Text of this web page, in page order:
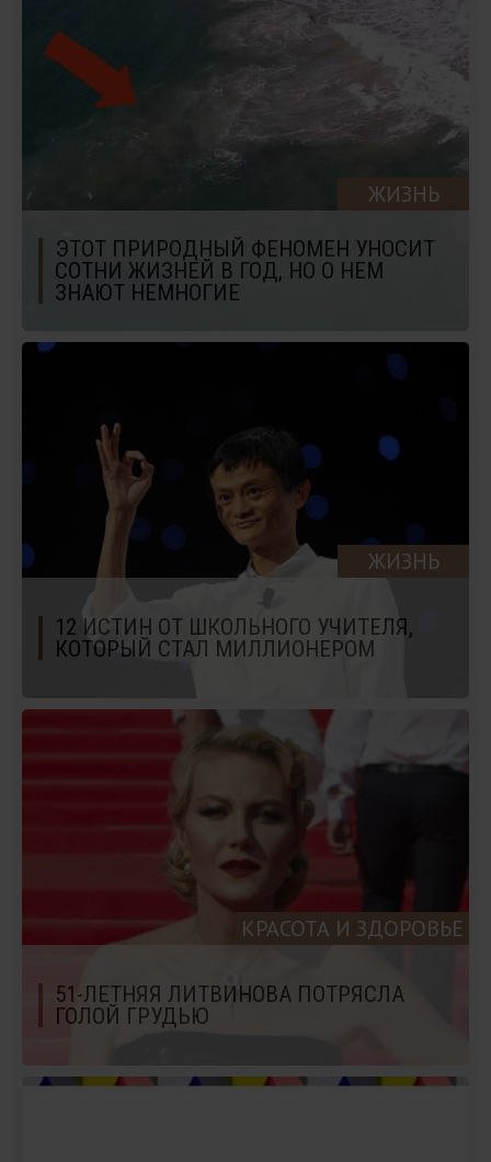
ЖИЗНЬ
ЭТОТ ПРИРОДНЫЙ ФЕНОМЕН УНОСИТ
СОТНИ ЖИЗНЕЙ В ГОД, НО О НЕМ
ЗНАЮТ НЕМНОГИЕ
ЖИЗНЬ
12 ИСТИН ОТ ШКОЛЬНОГО УЧИТЕЛЯ,
КОТОРЫЙ СТАЛ МИЛЛИОНЕРОМ
КРАСОТА И ЗДОРОВЬЕ
51-ЛЕТНЯЯ ЛИТВИНОВА ПОТРЯСЛА
ГОЛОЙ ГРУДЬЮ